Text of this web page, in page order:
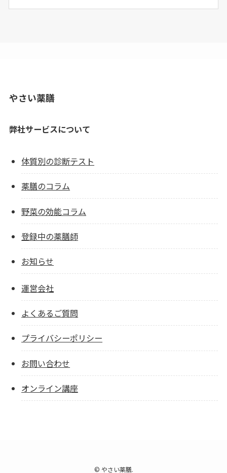
やさい薬膳
弊社サービスについて
体質別の診断テスト
薬膳のコラム
野菜の効能コラム
登録中の薬膳師
お知らせ
運営会社
よくあるご質問
プライバシーポリシー
お問い合わせ
オンライン講座
© やさい薬膳.